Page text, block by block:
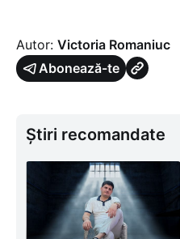
Autor: Victoria Romaniuc
Abonează-te
Știri recomandate